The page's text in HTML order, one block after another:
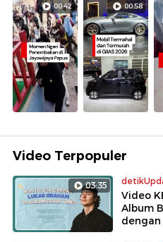
00:42 00:58
Video Terpopuler
03:35
Video
Album
dengan